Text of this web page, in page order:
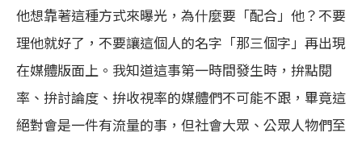
他想靠著這種方式來曝光，為什麼要「配合」他？不要
理他就好了，不要讓這個人的名字「那三個字」再出現
在媒體版面上。我知道這事第一時間發生時，拚點閱
率、拚討論度、拚收視率的媒體們不可能不跟，畢竟這
絕對會是一件有流量的事，但社會大眾、公眾人物們至